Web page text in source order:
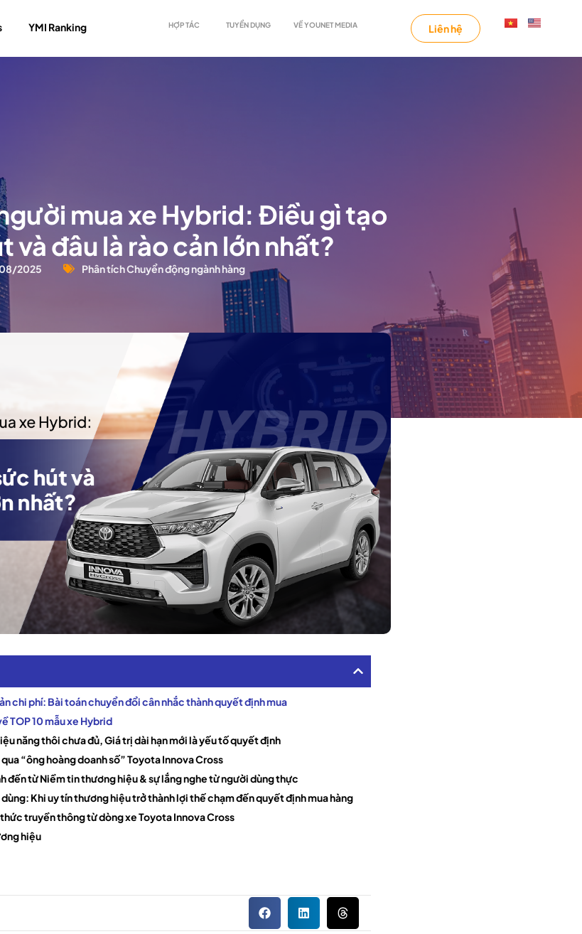
YMI Ranking HỢP TÁC TUYỂN DỤNG VỀ YOUNET MEDIA Liên hệ
mua xe Hybrid: Điều gì tạo
và đâu là rào cản lớn nhất?
2025 Phân tích Chuyển động ngành hàng
chi phí: Bài toán chuyển đổi cân nhắc thành quyết định mua
TOP 10 mẫu xe Hybrid
năng thôi chưa đủ, Giá trị dài hạn mới là yếu tố quyết định
“ông hoàng doanh số” Toyota Innova Cross
đến từ Niềm tin thương hiệu & sự lắng nghe từ người dùng thực
Khi uy tín thương hiệu trở thành lợi thế chạm đến quyết định mua hàng
truyền thông từ dòng xe Toyota Innova Cross
hiệu